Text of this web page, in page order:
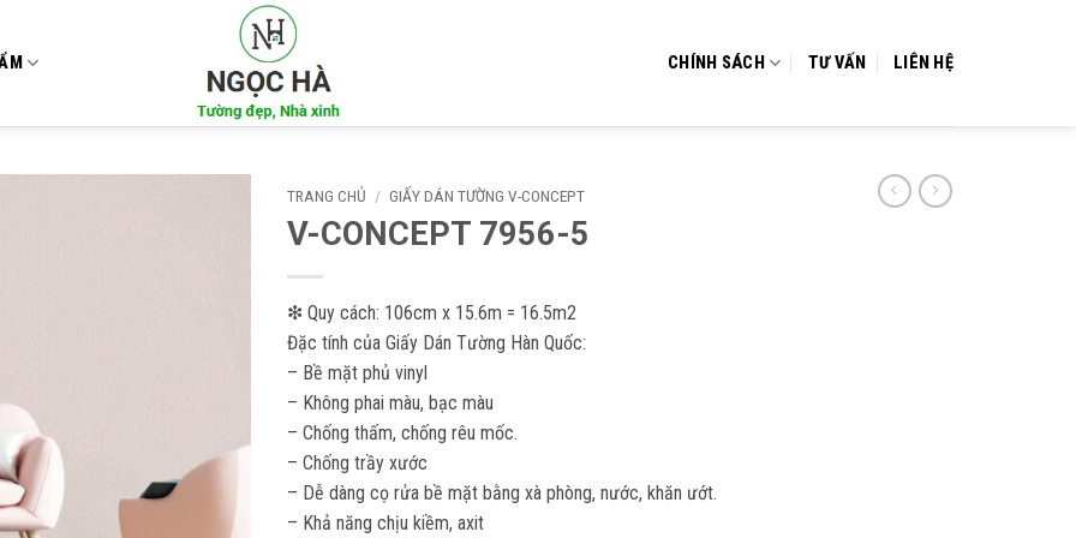
CHÍNH SÁCH TƯ VẤN LIÊN HỆ
TRANG CHỦ / GIẤY DÁN TƯỜNG V-CONCEPT
V-CONCEPT 7956-5
❇ Quy cách: 106cm x 15.6m = 16.5m2
Đặc tính của Giấy Dán Tường Hàn Quốc:
– Bề mặt phủ vinyl
– Không phai màu, bạc màu
– Chống thấm, chống rêu mốc.
– Chống trầy xước
– Dễ dàng cọ rửa bề mặt bằng xà phòng, nước, khăn ướt.
– Khả năng chịu kiềm, axit